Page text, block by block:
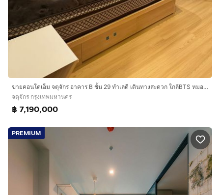
ขายคอนโดเอ็ม จตุจักร อาคาร B ชั้น 29 ทำเลดี เดินทางสะดวก ใกล้BTS หมอชิต
จตุจักร กรุงเทพมหานคร
฿ 7,190,000
PREMIUM